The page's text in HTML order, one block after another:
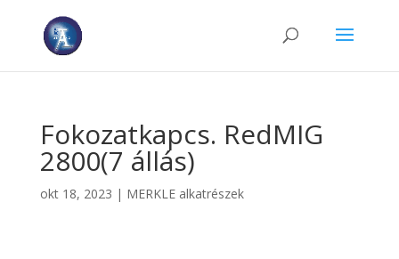
Fokozatkapcs. RedMIG
2800(7 állás)
okt 18, 2023 | MERKLE alkatrészek